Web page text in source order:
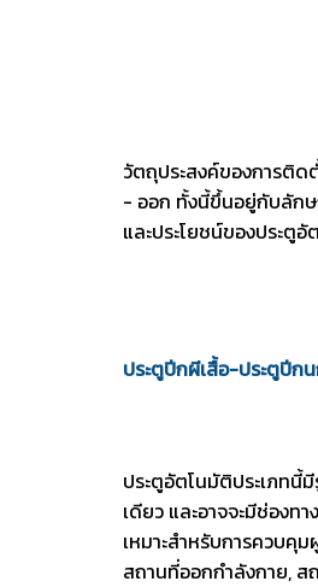
วัตถุประสงค์ของการติด
- ออก ทั้งนี้ขึ้นอยู่กับลักษ
และประโยชน์ของประ
ประตูปีกผีเสื้อ-ประตูปี
ประตูอัตโนมัติประเภทนี้
เดียว และอาจจะมีช่อง
เหมาะสำหรับการควบคุ
สถานที่ออกกำลังกาย, ส